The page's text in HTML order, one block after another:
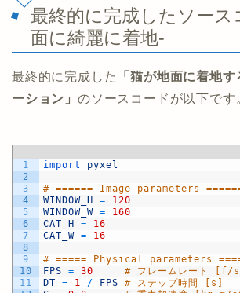
最終的に完成したソース
面に綺麗に着地-
最終的に完成した
「猫が地面に着地
ーション」 のソースコードが以下です
1
2
3
4
5
6
7
8
9
10
11
import pyxel
# ====== Image parameters
WINDOW_H
=
120
WINDOW_W =
160
CAT_H
=
16
CAT_W = 16
# ===== Physical parameters
FPS
= 30
# フレームレート [f/s]
DT
= 1 / FPS
# ステップ時間 [s]